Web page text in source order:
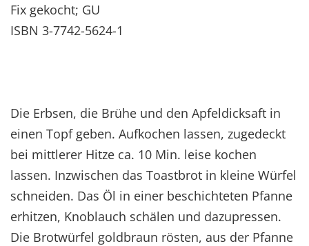
Fix gekocht; GU
ISBN 3-7742-5624-1
Die Erbsen, die Brühe und den Apfeldicksaft in
einen Topf geben. Aufkochen lassen, zugedeckt
bei mittlerer Hitze ca. 10 Min. leise kochen
lassen. Inzwischen das Toastbrot in kleine Würfel
schneiden. Das Öl in einer beschichteten Pfanne
erhitzen, Knoblauch schälen und dazupressen.
Die Brotwürfel goldbraun rösten, aus der Pfanne